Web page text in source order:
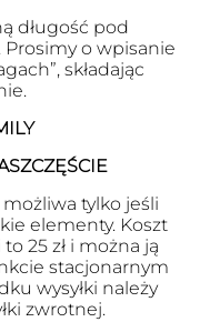
długość pod
o wpisanie
składając
tylko jeśli
elementy. Koszt
25 zł i można ją
stacjonarnym
wysyłki należy
zwrotnej.